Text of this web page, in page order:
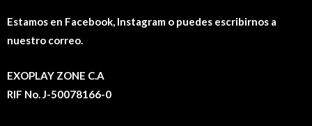
Estamos en Facebook, Instagram o puedes escribirnos a
nuestro correo.
EXOPLAY ZONE C.A
RIF No. J-50078166-0